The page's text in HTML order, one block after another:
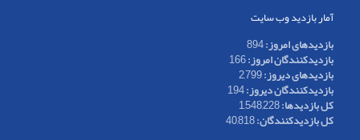
آمار بازدید وب سایت
بازدیدهای امروز:894
بازدیدکنندگان امروز:166
بازدیدهای دیروز:2,799
بازدیدکنندگان دیروز:194
کل بازدیدها:1,548,228
کل بازدیدکنند‌گان:40,818